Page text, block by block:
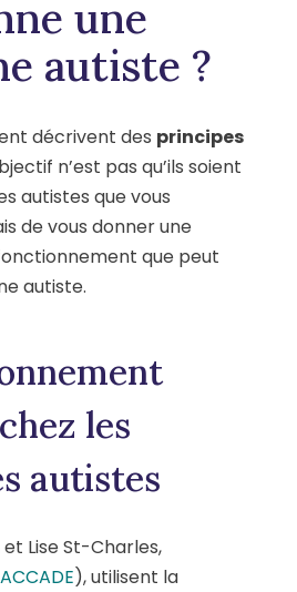
une
autiste ?
décrivent des principes
n’est pas qu’ils soient
autistes que vous
de vous donner une
que peut
autiste.
les
autistes
Lise St-Charles,
), utilisent la